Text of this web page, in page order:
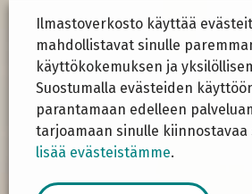
Ilmastoverkosto käyttää
mahdollistavat sinulle
käyttökokemuksen ja
Suostumalla evästeiden
parantamaan edelleen
tarjoamaan sinulle kiinnostavaa
lisää evästeistämme.